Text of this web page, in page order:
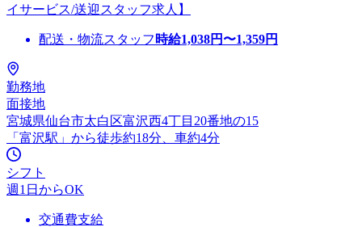
イサービス/送迎スタッフ求人】
配送・物流スタッフ 時給1,038円〜1,359円
勤務地
面接地
宮城県仙台市太白区富沢西4丁目20番地の15
「富沢駅」から徒歩約18分、車約4分
シフト
週1日からOK
交通費支給